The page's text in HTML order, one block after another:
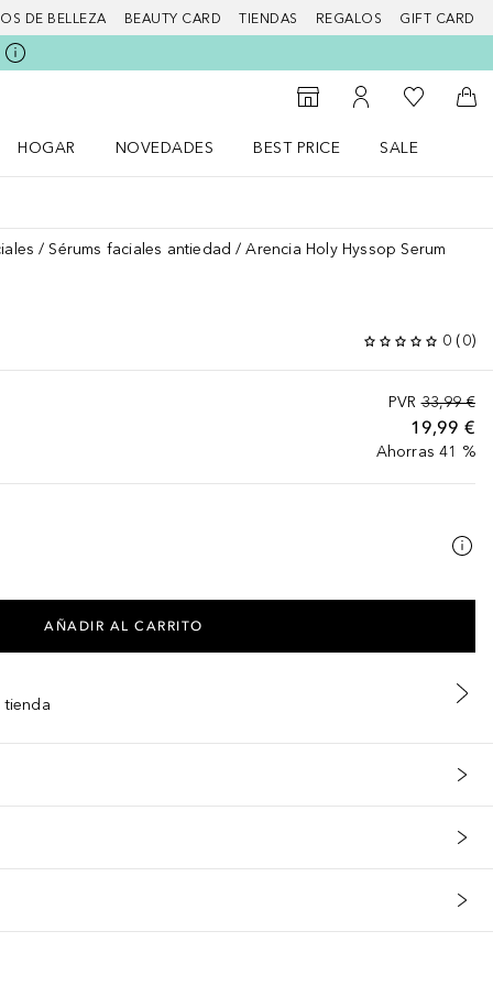
DE BELLEZA BEAUTY CARD TIENDAS REGALOS GIFT CARD
Al Storefinder
Mi cuenta
Mi lista de
A
HOGAR
NOVEDADES
BEST PRICE
SALE
Sérums faciales antiedad Arencia Holy Hyssop Serum
0 (0)
PVR 33,99 €
19,99 €
Ahorras 41 %
AÑADIR AL CARRITO
tienda